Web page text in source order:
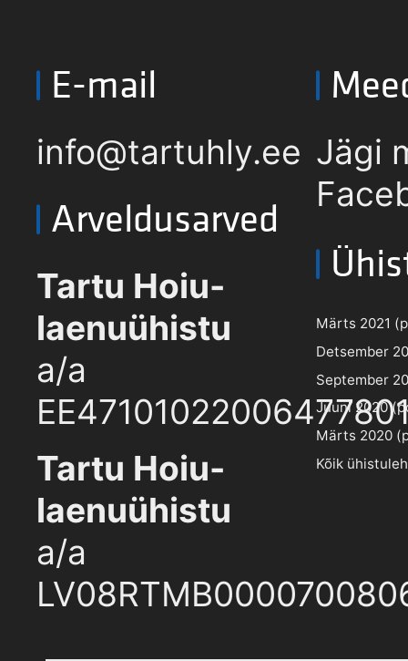
E-mail
info@tartuhly.ee
Arveldusarved
Tartu Hoiu-
laenuühistu
a/a
Tartu Hoiu-
laenuühistu
a/a
Jägi
Märts 2021
Detsember
September
Juuni 2020
Märts 2020
Kõik